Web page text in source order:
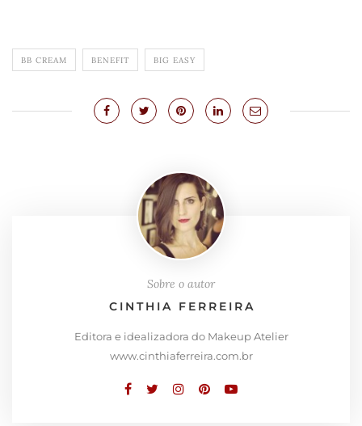
BB CREAM BENEFIT BIG EASY
Sobre o autor
CINTHIA FERREIRA
Editora e idealizadora do Makeup Atelier
www.cinthiaferreira.com.br